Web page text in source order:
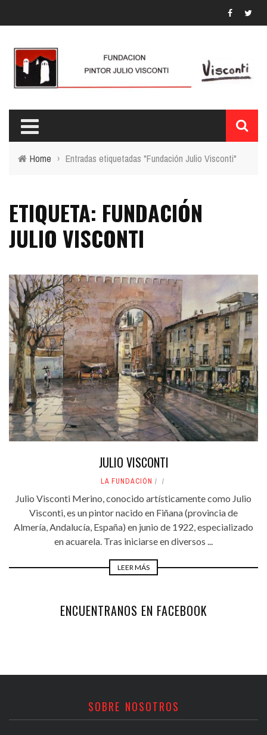
Home › Entradas etiquetadas "Fundación Julio Visconti"
ETIQUETA: FUNDACIÓN
JULIO VISCONTI
JULIO VISCONTI
LA FUNDACIÓN
Julio Visconti Merino, conocido artísticamente como Julio
Visconti, es un pintor nacido en Fiñana (provincia de
Almería, Andalucía, España) en junio de 1922, especializado
en acuarela. Tras iniciarse en diversos ...
LEER MÁS
ENCUENTRANOS EN FACEBOOK
SOBRE NOSOTROS